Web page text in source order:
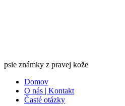
psie známky z pravej kože
Domov
O nás | Kontakt
Časté otázky